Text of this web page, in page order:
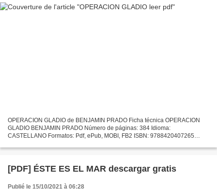
OPERACION GLADIO de BENJAMIN PRADO Ficha técnica OPERACION
GLADIO BENJAMIN PRADO Número de páginas: 384 Idioma:
CASTELLANO Formatos: Pdf, ePub, MOBI, FB2 ISBN: 9788420407265
Descargar ebook...
[PDF] ÉSTE ES EL MAR descargar gratis
Publié le 15/10/2021 à 06:28